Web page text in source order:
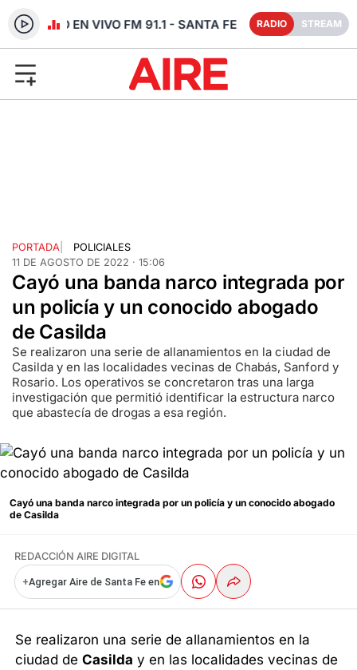
RADIO EN VIVO FM 91.1 - SANTA FE RADIO STREAM
PORTADA
POLICIALES
11 DE AGOSTO DE 2022 · 15:06
Cayó una banda narco integrada por
un policía y un conocido abogado
de Casilda
Se realizaron una serie de allanamientos en la ciudad de
Casilda y en las localidades vecinas de Chabás, Sanford y
Rosario. Los operativos se concretaron tras una larga
investigación que permitió identificar la estructura narco
que abastecía de drogas a esa región.
Cayó una banda narco integrada por un policía y un conocido abogado
de Casilda
REDACCIÓN AIRE DIGITAL
+Agregar Aire de Santa Fe en
Se realizaron una serie de allanamientos en la
ciudad deCasilda y en las localidades vecinas de